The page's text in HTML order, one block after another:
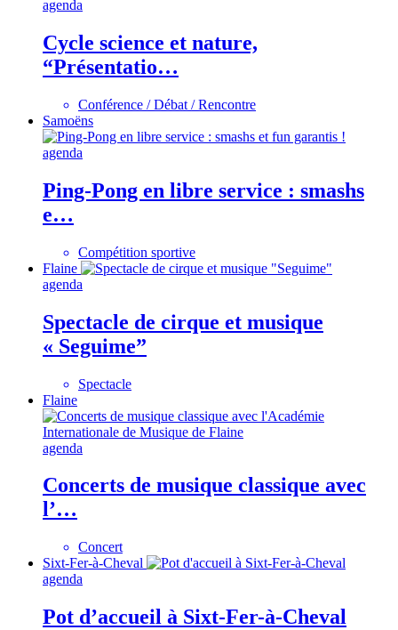
agenda
Cycle science et nature,
“Présentatio…
Conférence / Débat / Rencontre
Samoëns
agenda
Ping-Pong en libre service : smashs
e…
Compétition sportive
Flaine
agenda
Spectacle de cirque et musique
« Seguime”
Spectacle
Flaine
agenda
Concerts de musique classique avec
l’…
Concert
Sixt-Fer-à-Cheval
agenda
Pot d’accueil à Sixt-Fer-à-Cheval